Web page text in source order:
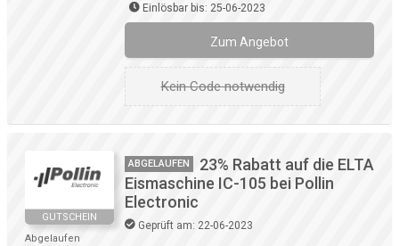
Einlösbar bis: 25-06-2023
Zum Angebot
Kein Code notwendig
GUTSCHEIN
Abgelaufen
ABGELAUFEN
23% Rabatt auf die ELTA
Eismaschine IC-105 bei Pollin
Electronic
Geprüft am: 22-06-2023